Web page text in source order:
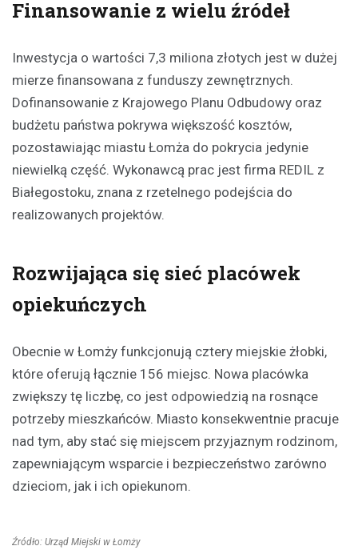
Finansowanie z wielu źródeł
Inwestycja o wartości 7,3 miliona złotych jest w dużej
mierze finansowana z funduszy zewnętrznych.
Dofinansowanie z Krajowego Planu Odbudowy oraz
budżetu państwa pokrywa większość kosztów,
pozostawiając miastu Łomża do pokrycia jedynie
niewielką część. Wykonawcą prac jest firma REDIL z
Białegostoku, znana z rzetelnego podejścia do
realizowanych projektów.
Rozwijająca się sieć placówek
opiekuńczych
Obecnie w Łomży funkcjonują cztery miejskie żłobki,
które oferują łącznie 156 miejsc. Nowa placówka
zwiększy tę liczbę, co jest odpowiedzią na rosnące
potrzeby mieszkańców. Miasto konsekwentnie pracuje
nad tym, aby stać się miejscem przyjaznym rodzinom,
zapewniającym wsparcie i bezpieczeństwo zarówno
dzieciom, jak i ich opiekunom.
Źródło: Urząd Miejski w Łomży